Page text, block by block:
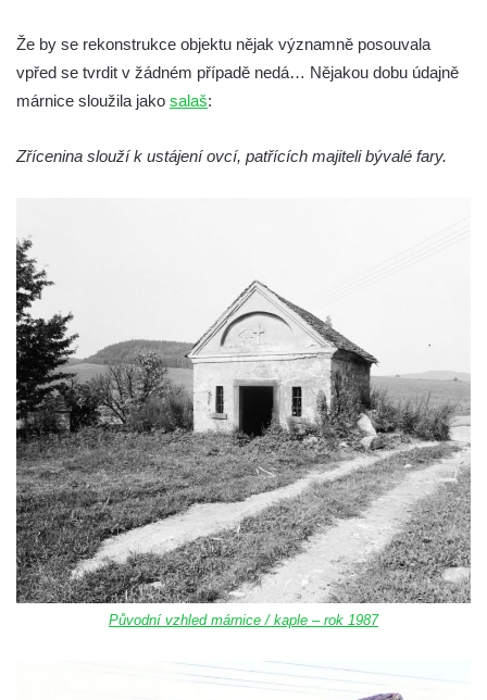
Mildeova kaple pod Ortelem
Kostel Zvěstování Panny Marie v Duchcově
Výklenková kaple v Teplické ulici u stadionu
Evangelický kostel v Duchcově
Kaple svatého Jana Nepomuckého v
Lahošti
Kostel svatého Mikuláše v Mikulášovicích
Kaple Tří otců v Mikulášovicích
Kaple Matky Boží v Mikulášovicích
Kaple Andělů strážných (Fürleova kaple) v
Mikulášovicích
Balzerova kaple v Mikulášovicích
Kostel svatého Václava ve Šluknově
Kostel svatého Mikuláše v Třebušíně
Klášterní kostel svatého Františka z Assisi v
Kaple svatého Josefa u Zákup
Že by se rekonstrukce objektu nějak významně posouvala
vpřed se tvrdit v žádném případě nedá… Nějakou dobu údajně
márnice sloužila jako salaš:
Zřícenina slouží k ustájení ovcí, patřících majiteli bývalé fary.
Původní vzhled márnice / kaple – rok 1987